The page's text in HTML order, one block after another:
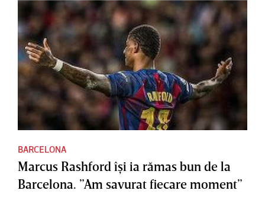
BARCELONA
Marcus Rashford îşi ia rămas bun de la
Barcelona. ”Am savurat fiecare moment”